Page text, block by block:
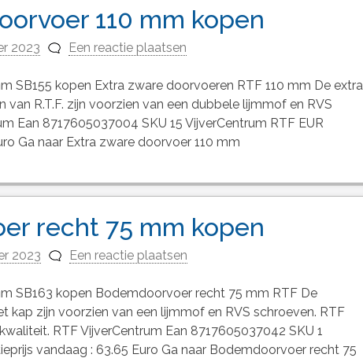
110 mm kopen
2023 Een reactie plaatsen
SB155 kopen Extra zware doorvoeren RTF 110 mm De extra
R.T.F. zijn voorzien van een dubbele lijmmof en RVS
Ean 8717605037004 SKU 15 VijverCentrum RTF EUR
Ga naar Extra zware doorvoer 110 mm
recht 75 mm kopen
2023 Een reactie plaatsen
SB163 kopen Bodemdoorvoer recht 75 mm RTF De
zijn voorzien van een lijmmof en RVS schroeven. RTF
RTF VijverCentrum Ean 8717605037042 SKU 1
vandaag : 63.65 Euro Ga naar Bodemdoorvoer recht 75